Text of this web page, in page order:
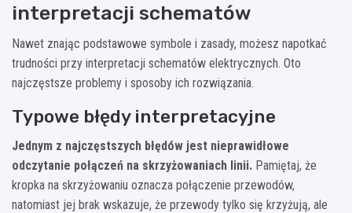
interpretacji schematów
Nawet znając podstawowe symbole i zasady, możesz napotkać
trudności przy interpretacji schematów elektrycznych. Oto
najczęstsze problemy i sposoby ich rozwiązania.
Typowe błędy interpretacyjne
Jednym z najczęstszych błędów jest nieprawidłowe
odczytanie połączeń na skrzyżowaniach linii. Pamiętaj, że
kropka na skrzyżowaniu oznacza połączenie przewodów,
natomiast jej brak wskazuje, że przewody tylko się krzyżują, ale